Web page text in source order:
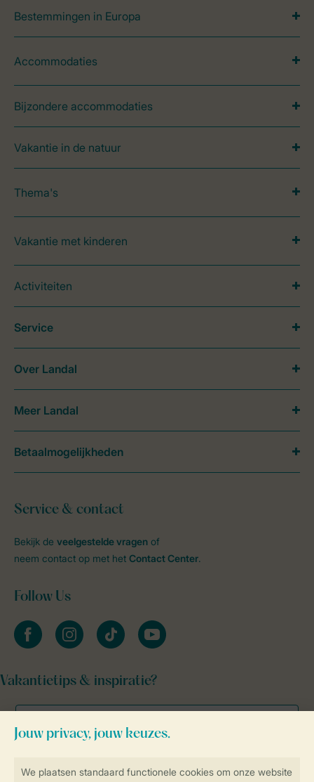
Bestemmingen in Europa
Accommodaties
Bijzondere accommodaties
Vakantie in de natuur
Thema's
Vakantie met kinderen
Activiteiten
Service & contact
Bekijk de veelgestelde vragen of
neem contact op met het Contact Center.
Follow Us
facebookinstagramtiktok youtube
Vakantietips & inspiratie?
Service
Over Landal
Meer Landal
Betaalmogelijkheden